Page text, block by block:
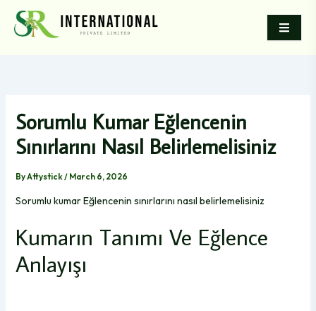
content
Sorumlu Kumar Eğlencenin
Sınırlarını Nasıl Belirlemelisiniz
ByAttystick/ March 6, 2026
Sorumlu kumar Eğlencenin sınırlarını nasıl belirlemelisiniz
Kumarın Tanımı Ve Eğlence
Anlayışı